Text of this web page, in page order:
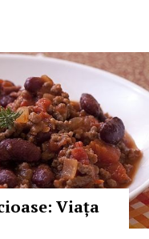
Viața